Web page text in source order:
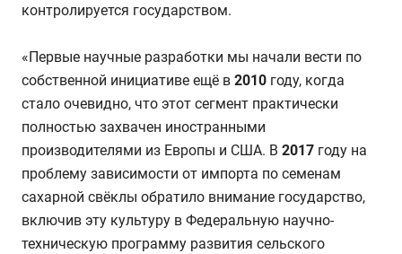
контролируется государством.
«Первые научные разработки мы начали вести по
собственной инициативе ещё в 2010 году, когда
стало очевидно, что этот сегмент практически
полностью захвачен иностранными
производителями из Европы и США. В 2017 году на
проблему зависимости от импорта по семенам
сахарной свёклы обратило внимание государство,
включив эту культуру в Федеральную научно-
техническую программу развития сельского